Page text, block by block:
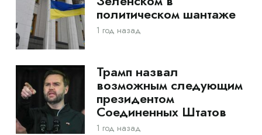
политическом шантаже
1 год назад
Трамп назвал
возможным следующим
президентом
Соединенных Штатов
1 год назад